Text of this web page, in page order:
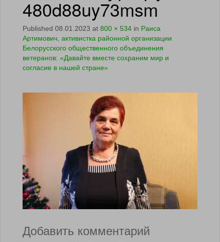
480d88uy73msm
Published 08.01.2023 at 800 × 534 in Раиса
Артимович, активистка районной организации
Белорусского общественного объединения
ветеранов: «Давайте вместе сохраним мир и
согласие в нашей стране»
Добавить комментарий